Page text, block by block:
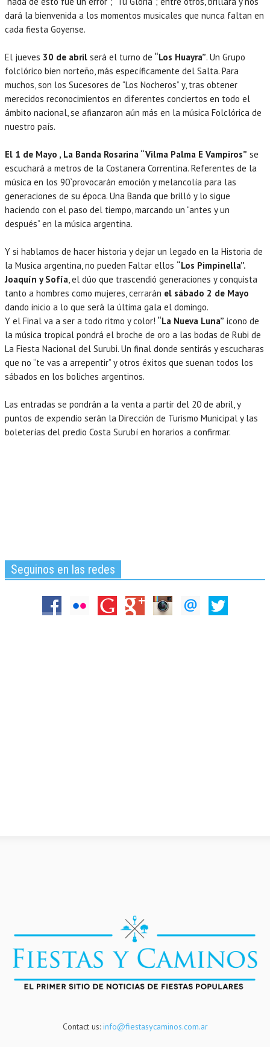
dará la bienvenida a los momentos musicales que nunca faltan en
cada fiesta Goyense.
El jueves 30 de abril será el turno de “Los Huayra”. Un Grupo
folclórico bien norteño, más específicamente del Salta. Para
muchos, son los Sucesores de “Los Nocheros” y, tras obtener
merecidos reconocimientos en diferentes conciertos en todo el
ámbito nacional, se afianzaron aún más en la música Folclórica de
nuestro país.
El 1 de Mayo , La Banda Rosarina “Vilma Palma E Vampiros” se
escuchará a metros de la Costanera Correntina. Referentes de la
música en los 90`provocarán emoción y melancolía para las
generaciones de su época. Una Banda que brilló y lo sigue
haciendo con el paso del tiempo, marcando un “antes y un
después” en la música argentina.
Y si hablamos de hacer historia y dejar un legado en la Historia de
la Musica argentina, no pueden Faltar ellos “Los Pimpinella”.
Joaquín y Sofía , el dúo que trascendió generaciones y conquista
tanto a hombres como mujeres, cerrarán el sábado 2 de Mayo
dando inicio a lo que será la última gala el domingo.
Y el Final va a ser a todo ritmo y color! “La Nueva Luna” icono de
la música tropical pondrá el broche de oro a las bodas de Rubi de
La Fiesta Nacional del Surubi. Un final donde sentirás y escucharas
que no “te vas a arrepentir” y otros éxitos que suenan todos los
sábados en los boliches argentinos.
Las entradas se pondrán a la venta a partir del 20 de abril, y
puntos de expendio serán la Dirección de Turismo Municipal y las
boleterías del predio Costa Surubí en horarios a confirmar.
Seguinos en las redes
Contact us: info@fiestasycaminos.com.ar